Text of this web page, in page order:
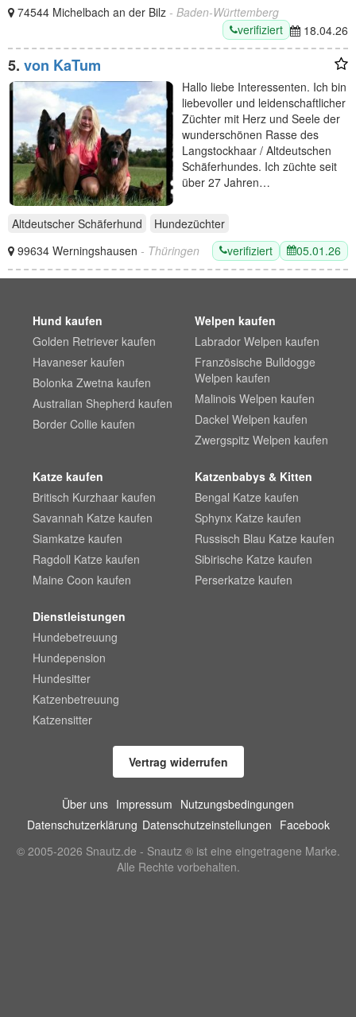
74544 Michelbach an der Bilz - Baden-Württemberg
verifiziert
18.04.26
5. von KaTum
Hallo liebe Interessenten. Ich bin
liebevoller und leidenschaftlicher
Züchter mit Herz und Seele der
wunderschönen Rasse des
Langstockhaar / Altdeutschen
Schäferhundes. Ich züchte seit
über 27 Jahren…
Altdeutscher Schäferhund
Hundezüchter
99634 Werningshausen - Thüringen verifiziert 05.01.26
Hund kaufen
Golden Retriever kaufen
Havaneser kaufen
Bolonka Zwetna kaufen
Australian Shepherd kaufen
Border Collie kaufen
Welpen kaufen
Labrador Welpen kaufen
Französische Bulldogge
Welpen kaufen
Malinois Welpen kaufen
Dackel Welpen kaufen
Zwergspitz Welpen kaufen
Katze kaufen
Britisch Kurzhaar kaufen
Savannah Katze kaufen
Siamkatze kaufen
Ragdoll Katze kaufen
Maine Coon kaufen
Katzenbabys & Kitten
Bengal Katze kaufen
Sphynx Katze kaufen
Russisch Blau Katze kaufen
Sibirische Katze kaufen
Perserkatze kaufen
Dienstleistungen
Hundebetreuung
Hundepension
Hundesitter
Katzenbetreuung
Katzensitter
Vertrag widerrufen
Über uns Impressum Nutzungsbedingungen
Datenschutzerklärung Datenschutzeinstellungen Facebook
© 2005-2026 Snautz.de - Snautz ® ist eine eingetragene Marke.
Alle Rechte vorbehalten.